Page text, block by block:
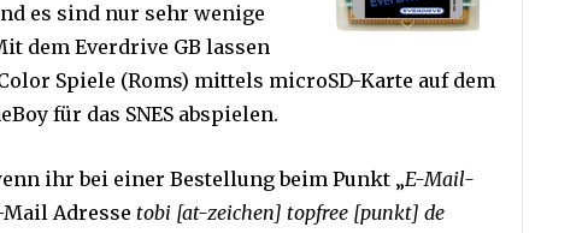
es sind nur sehr wenige
dem Everdrive GB lassen
Spiele (Roms) mittels microSD-Karte auf dem
für das SNES abspielen.
ihr bei einer Bestellung beim Punkt „E-Mail-
Mail Adresse tobi [at-zeichen] topfree [punkt] de